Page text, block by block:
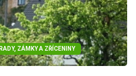
ZÁMKY A ZŘÍCENINY